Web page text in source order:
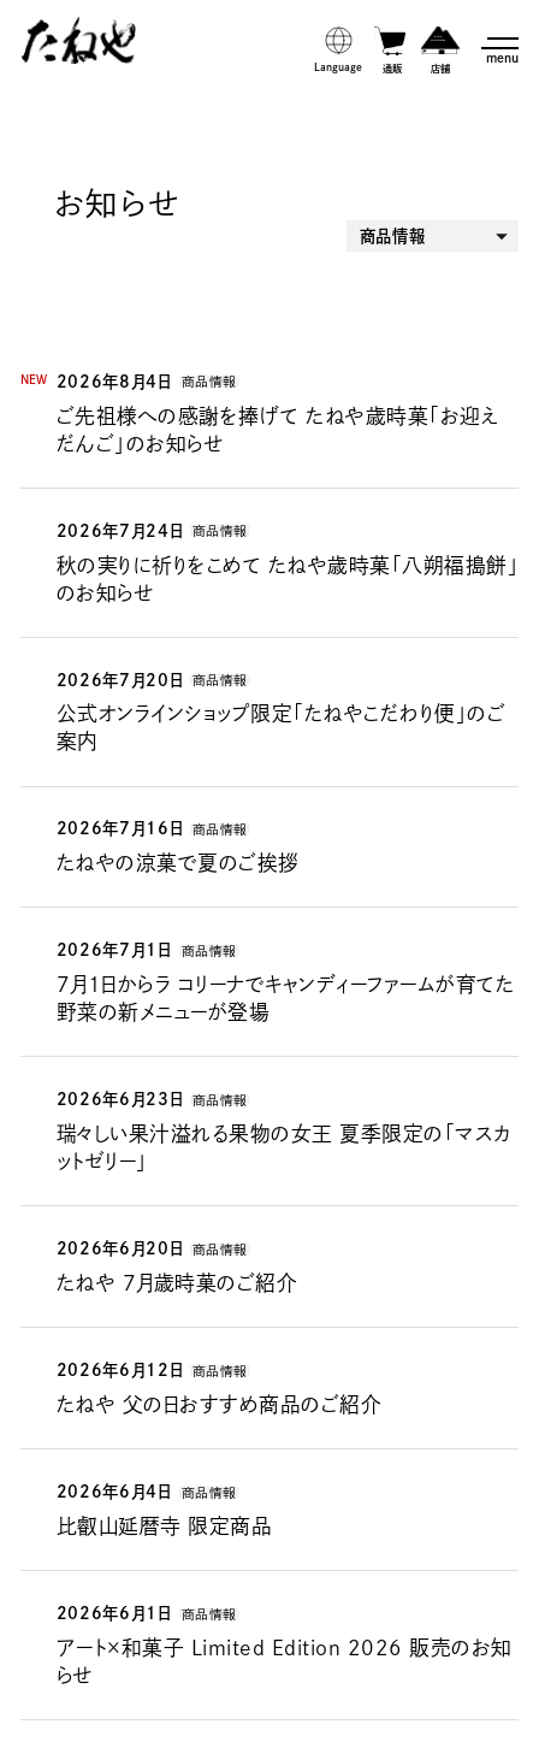
Language 通販 店舗
menu
お知らせ
商品情報
企業情報
NEW
ご先祖様への感謝を捧げて たねや歳時菓「お迎え
だんご」のお知らせ
2026年8月4日 商品情報
秋の実りに祈りをこめて たねや歳時菓「八朔福搗餅」
のお知らせ
2026年7月24日 商品情報
公式オンラインショップ限定「たねやこだわり便」のご
案内
2026年7月20日 商品情報
たねやの涼菓で夏のご挨拶
2026年7月16日 商品情報
7月1日からラ コリーナでキャンディーファームが育てた
野菜の新メニューが登場
2026年7月1日 商品情報
瑞々しい果汁溢れる果物の女王 夏季限定の「マスカ
ットゼリー」
2026年6月23日 商品情報
たねや ７月歳時菓のご紹介
2026年6月20日 商品情報
たねや 父の日おすすめ商品のご紹介
2026年6月12日 商品情報
比叡山延暦寺 限定商品
2026年6月4日 商品情報
アート×和菓子 Limited Edition 2026 販売のお知
らせ
2026年6月1日 商品情報